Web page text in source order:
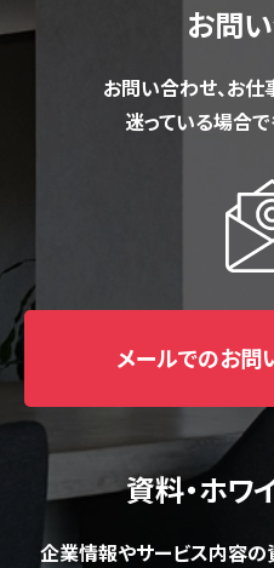
お問
お問い合わせ、お仕
迷っている場合
メールでのお問
資料・ホワ
企業情報やサービス内容の